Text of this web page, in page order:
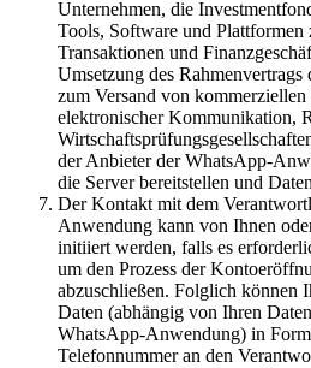
Unternehmen, die
Tools, Software und
Transaktionen und
Umsetzung des
zum Versand von
elektronischer Kommunikation,
der Anbieter der WhatsApp-
die Server bereitstellen und
Der Kontakt mit dem
Anwendung kann von Ihnen
initiiert werden, falls es
um den Prozess der
abzuschließen. Folglich können
Daten (abhängig von Ihren
WhatsApp-Anwendung) in
Telefonnummer an den